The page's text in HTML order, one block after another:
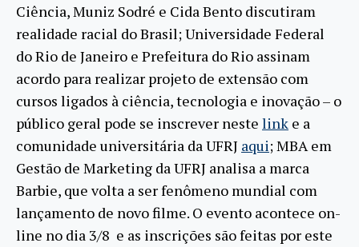
Ciência, Muniz Sodré e Cida Bento discutiram
realidade racial do Brasil; Universidade Federal
do Rio de Janeiro e Prefeitura do Rio assinam
acordo para realizar projeto de extensão com
cursos ligados à ciência, tecnologia e inovação – o
público geral pode se inscrever neste link e a
comunidade universitária da UFRJ aqui; MBA em
Gestão de Marketing da UFRJ analisa a marca
Barbie, que volta a ser fenômeno mundial com
lançamento de novo filme. O evento acontece on-
line no dia 3/8 e as inscrições são feitas por este